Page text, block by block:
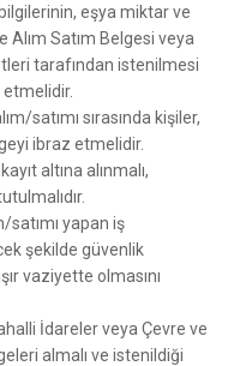
eşya miktar ve
Satım Belgesi veya
tarafından istenilmesi
satımı sırasında kişiler,
ibraz etmelidir.
altına alınmalı,
yapan iş
şekilde güvenlik
vaziyette olmasını
İdareler veya Çevre ve
almalı ve istenildiği